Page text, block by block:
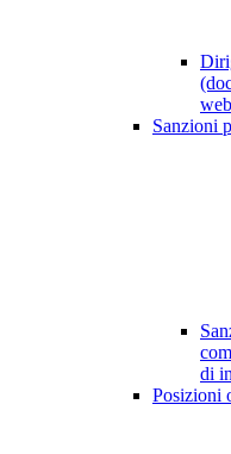
Sanzioni
di
Posizioni